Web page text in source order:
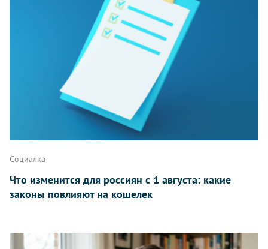
Написать
Социалка
Что изменится для россиян с 1 августа: какие
законы повлияют на кошелек